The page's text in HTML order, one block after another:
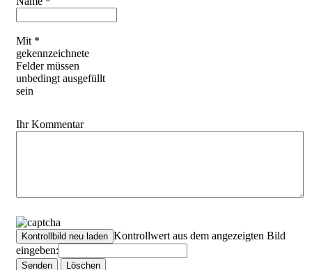
Mit *
gekennzeichnete
Felder müssen
unbedingt ausgefüllt
sein
Ihr Kommentar
Kontrollwert aus dem angezeigten Bild
eingeben: